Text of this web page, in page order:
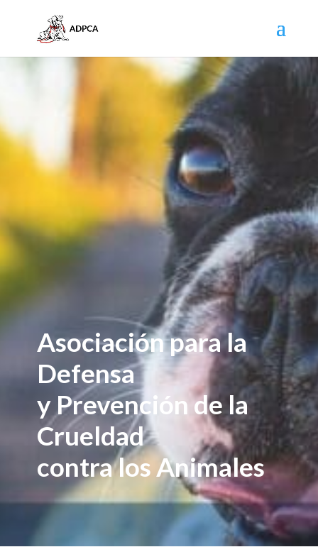
Asociación para la
Defensa
y Prevención de la
Crueldad
contra los Animales